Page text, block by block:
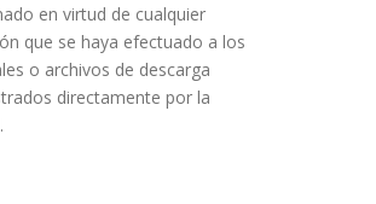
en virtud de cualquier
que se haya efectuado a los
o archivos de descarga
directamente por la